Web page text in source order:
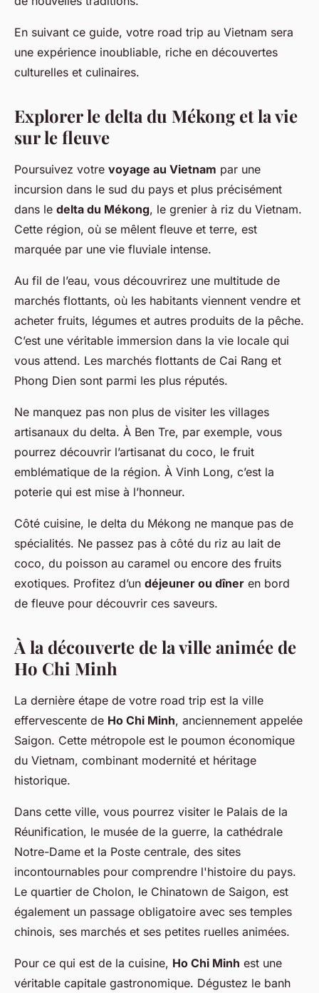
En suivant ce guide, votre road trip au Vietnam sera
une expérience inoubliable, riche en découvertes
culturelles et culinaires.
Explorer le delta du Mékong et la vie
sur le fleuve
Poursuivez votre voyage au Vietnam par une
incursion dans le sud du pays et plus précisément
dans le delta du Mékong, le grenier à riz du Vietnam.
Cette région, où se mêlent fleuve et terre, est
marquée par une vie fluviale intense.
Au fil de l’eau, vous découvrirez une multitude de
marchés flottants, où les habitants viennent vendre et
acheter fruits, légumes et autres produits de la pêche.
C’est une véritable immersion dans la vie locale qui
vous attend. Les marchés flottants de Cai Rang et
Phong Dien sont parmi les plus réputés.
Ne manquez pas non plus de visiter les villages
artisanaux du delta. À Ben Tre, par exemple, vous
pourrez découvrir l’artisanat du coco, le fruit
emblématique de la région. À Vinh Long, c’est la
poterie qui est mise à l’honneur.
Côté cuisine, le delta du Mékong ne manque pas de
spécialités. Ne passez pas à côté du riz au lait de
coco, du poisson au caramel ou encore des fruits
exotiques. Profitez d’un déjeuner ou dîner en bord
de fleuve pour découvrir ces saveurs.
À la découverte de la ville animée de
Ho Chi Minh
La dernière étape de votre road trip est la ville
effervescente de Ho Chi Minh, anciennement appelée
Saigon. Cette métropole est le poumon économique
du Vietnam, combinant modernité et héritage
historique.
Dans cette ville, vous pourrez visiter le Palais de la
Réunification, le musée de la guerre, la cathédrale
Notre-Dame et la Poste centrale, des sites
incontournables pour comprendre l'histoire du pays.
Le quartier de Cholon, le Chinatown de Saigon, est
également un passage obligatoire avec ses temples
chinois, ses marchés et ses petites ruelles animées.
Pour ce qui est de la cuisine, Ho Chi Minh est une
véritable capitale gastronomique. Dégustez le banh